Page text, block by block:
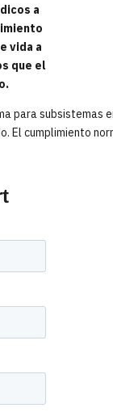
a
vida a
que el
para subsistemas
El cumplimiento